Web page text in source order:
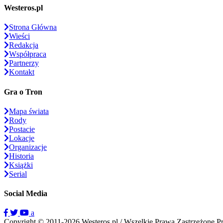
Westeros.pl
Strona Główna
Wieści
Redakcja
Współpraca
Partnerzy
Kontakt
Gra o Tron
Mapa świata
Rody
Postacie
Lokacje
Organizacje
Historia
Książki
Serial
Social Media
a